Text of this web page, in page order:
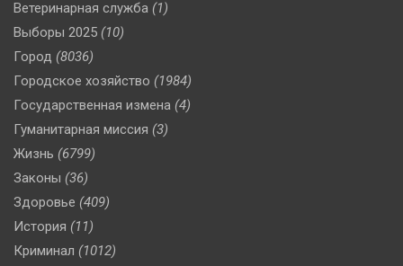
Ветеринарная служба (1)
Выборы 2025 (10)
Город (8036)
Городское хозяйство (1984)
Государственная измена (4)
Гуманитарная миссия (3)
Жизнь (6799)
Законы (36)
Здоровье (409)
История (11)
Криминал (1012)